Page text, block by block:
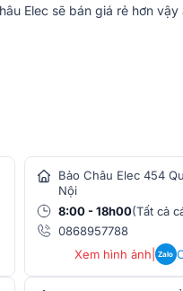
Elec sẽ bán giá rẻ hơn vậy
Bảo Châu Elec 454
Nội
8:00 - 18h00(Tất cả
0868957788
Xem hình ảnh
Zalo